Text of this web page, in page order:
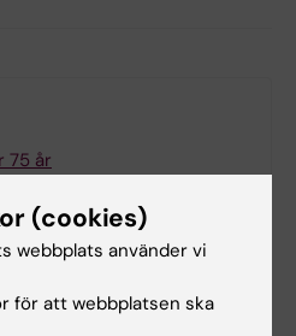
75 år
eller medicin från
(cookies)
webbplats använder vi
för att webbplatsen ska